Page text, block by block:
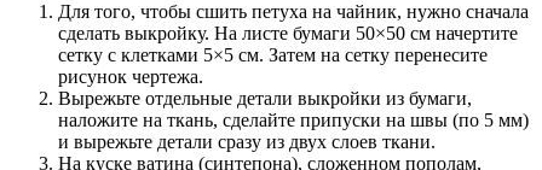
Для того, чтобы сшить петуха на чайник, нужно сначала
сделать выкройку. На листе бумаги 50×50 см начертите
сетку с клетками 5×5 см. Затем на сетку перенесите
рисунок чертежа.
Вырежьте отдельные детали выкройки из бумаги,
наложите на ткань, сделайте припуски на швы (по 5 мм)
и вырежьте детали сразу из двух слоев ткани.
На куске ватина (синтепона), сложенном пополам,